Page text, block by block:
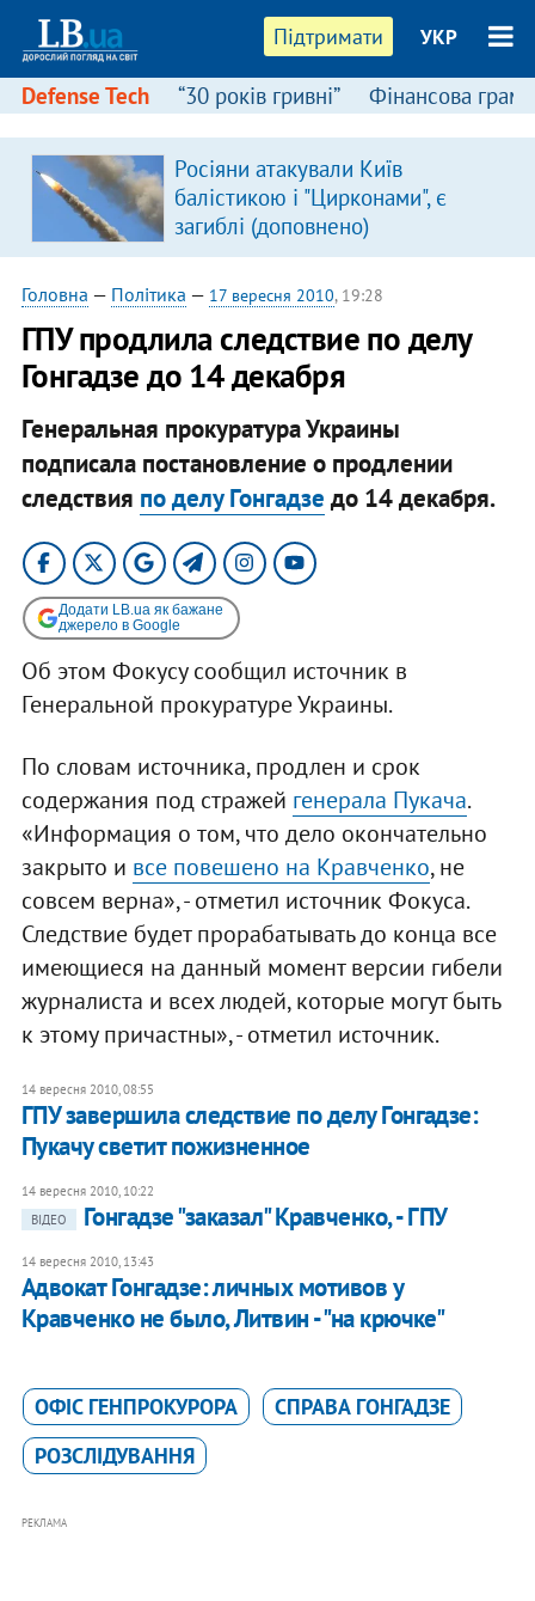
Підтримати УКР
Defense Tech “30 років гривні” Фінансова
Росіяни атакували Київ
балістикою і "Цирконами", є
загиблі (доповнено)
Головна — Політика — 17 вересня 2010, 19:28
ГПУ продлила следствие по делу
Гонгадзе до 14 декабря
Генеральная прокуратура Украины
подписала постановление о продлении
следствия по делу Гонгадзе до 14 декабря.
Додати LB.ua як бажане
джерело в Google
Об этом Фокусу сообщил источник в
Генеральной прокуратуре Украины.
По словам источника, продлен и срок
содержания под стражей генерала Пукача.
«Информация о том, что дело окончательно
закрыто и все повешено на Кравченко, не
совсем верна», - отметил источник Фокуса.
Следствие будет прорабатывать до конца все
имеющиеся на данный момент версии гибели
журналиста и всех людей, которые могут быть
к этому причастны», - отметил источник.
14 вересня 2010, 08:55
ГПУ завершила следствие по делу Гонгадзе:
Пукачу светит пожизненное
14 вересня 2010, 10:22
ВІДЕО
Гонгадзе "заказал" Кравченко, - ГПУ
14 вересня 2010, 13:43
Адвокат Гонгадзе: личных мотивов у
Кравченко не было, Литвин - "на крючке"
ОФІС ГЕНПРОКУРОРА
СПРАВА ГОНГАДЗЕ
РОЗСЛІДУВАННЯ
РЕКЛАМА